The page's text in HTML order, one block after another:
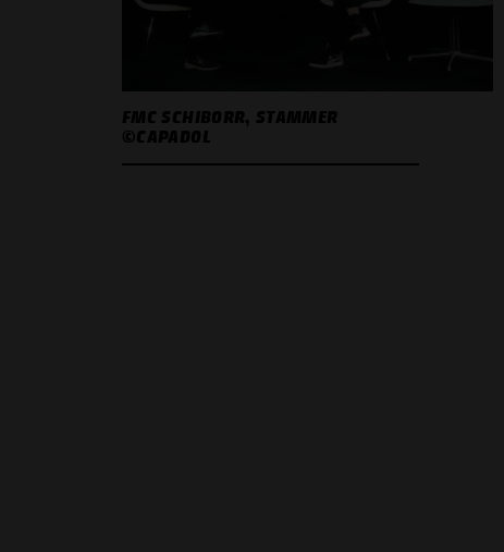
FMC SCHIBORR, STAMMER
©CAPADOL